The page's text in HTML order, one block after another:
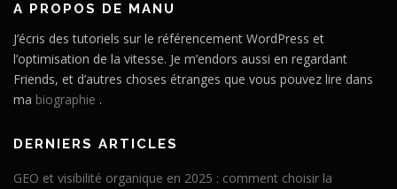
A PROPOS DE MANU
J’écris des tutoriels sur le référencement WordPress et
l’optimisation de la vitesse. Je m’endors aussi en regardant
Friends, et d’autres choses étranges que vous pouvez lire dans
ma biographie .
DERNIERS ARTICLES
GEO et visibilité organique en 2025 : comment choisir la